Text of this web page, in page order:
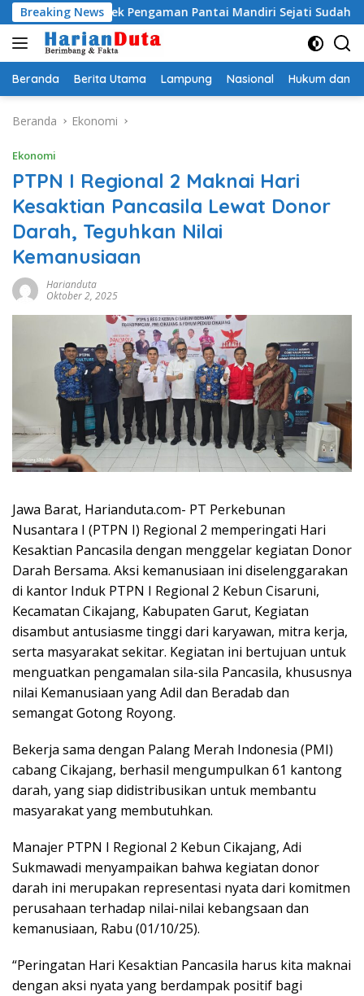
Langsung
ke
konten
Breaking News
Pengaman Pantai Mandiri Sejati Sudah Sesuai
Beranda Berita Utama Lampung Nasional Hukum dan
Beranda Ekonomi
Ekonomi
PTPN I Regional 2 Maknai Hari
Kesaktian Pancasila Lewat Donor
Darah, Teguhkan Nilai
Kemanusiaan
Harianduta
Oktober 2, 2025
Jawa Barat, Harianduta.com- PT Perkebunan
Nusantara I (PTPN I) Regional 2 memperingati Hari
Kesaktian Pancasila dengan menggelar kegiatan Donor
Darah Bersama. Aksi kemanusiaan ini diselenggarakan
di kantor Induk PTPN I Regional 2 Kebun Cisaruni,
Kecamatan Cikajang, Kabupaten Garut, Kegiatan
disambut antusiasme tinggi dari karyawan, mitra kerja,
serta masyarakat sekitar. Kegiatan ini bertujuan untuk
menguatkan pengamalan sila-sila Pancasila, khususnya
nilai Kemanusiaan yang Adil dan Beradab dan
semangat Gotong Royong.
Bekerja sama dengan Palang Merah Indonesia (PMI)
cabang Cikajang, berhasil mengumpulkan 61 kantong
darah, yang siap didistribusikan untuk membantu
masyarakat yang membutuhkan.
Manajer PTPN I Regional 2 Kebun Cikajang, Adi
Sukmawadi menyampaikan bahwa kegiatan donor
darah ini merupakan representasi nyata dari komitmen
perusahaan terhadap nilai-nilai kebangsaan dan
kemanusiaan, Rabu (01/10/25).
“Peringatan Hari Kesaktian Pancasila harus kita maknai
dengan aksi nyata yang berdampak positif bagi